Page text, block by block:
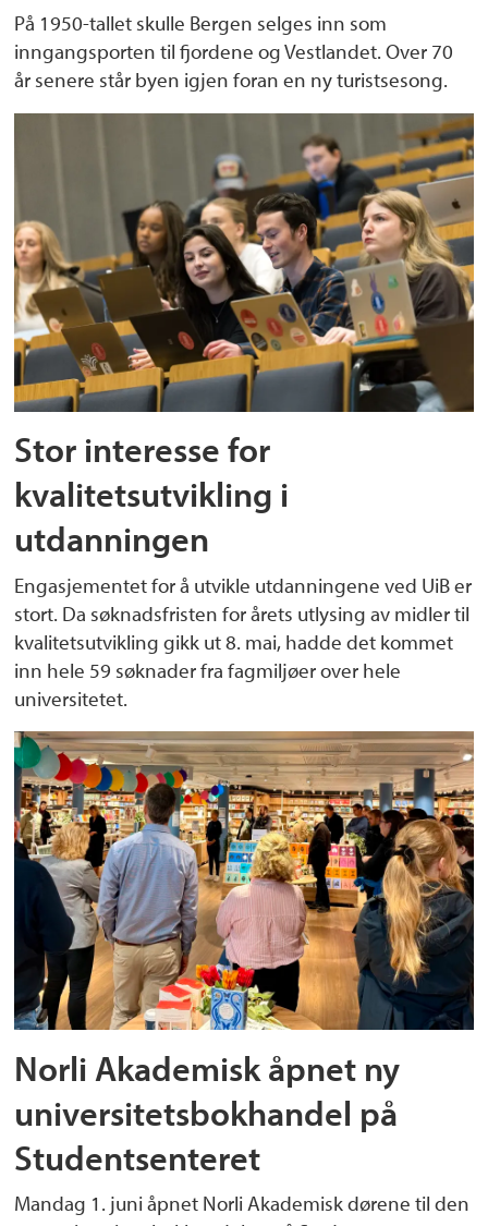
På 1950-tallet skulle Bergen selges inn som
inngangsporten til fjordene og Vestlandet. Over 70
år senere står byen igjen foran en ny turistsesong.
Stor interesse for
kvalitetsutvikling i
utdanningen
Engasjementet for å utvikle utdanningene ved UiB er
stort. Da søknadsfristen for årets utlysing av midler til
kvalitetsutvikling gikk ut 8. mai, hadde det kommet
inn hele 59 søknader fra fagmiljøer over hele
universitetet.
Norli Akademisk åpnet ny
universitetsbokhandel på
Studentsenteret
Mandag 1. juni åpnet Norli Akademisk dørene til den